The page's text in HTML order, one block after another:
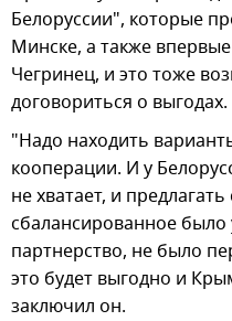
Белоруссии", которые
Минске, а также
Чегринец, и это тоже
договориться о выгодах.
"Надо находить
кооперации. И у
не хватает, и
сбалансированное было
партнерство, не было
это будет выгодно и
заключил он.